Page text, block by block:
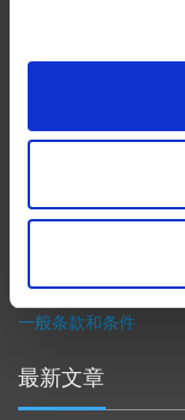
产品性能等级的精致
精度。事实上，我们
工解决方案系列可以
加工和完善，从而提
政策
采购条款
一般条款和条件
最新文章